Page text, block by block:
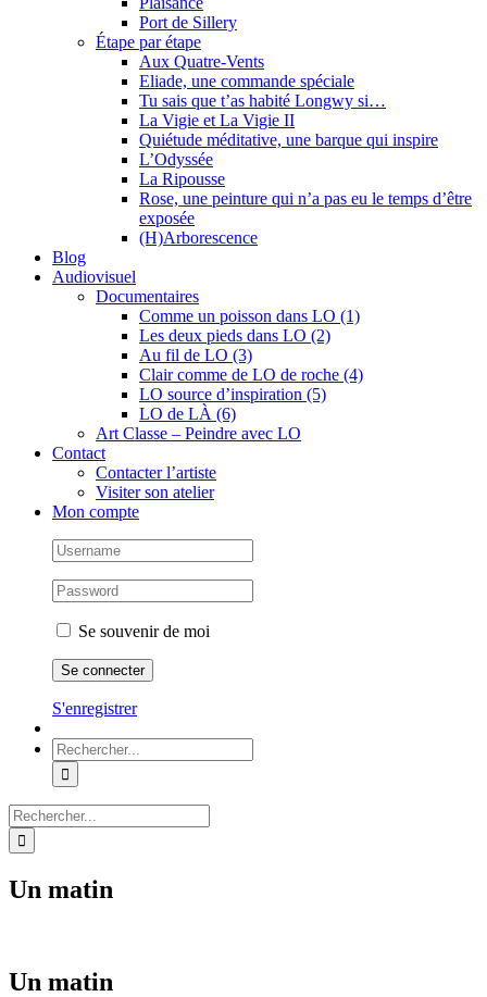
Port de Sillery
Étape par étape
Aux Quatre-Vents
Eliade, une commande spéciale
Tu sais que t’as habité Longwy si…
La Vigie et La Vigie II
Quiétude méditative, une barque qui inspire
L’Odyssée
La Ripousse
Rose, une peinture qui n’a pas eu le temps d’être
exposée
(H)Arborescence
Blog
Audiovisuel
Documentaires
Comme un poisson dans LO (1)
Les deux pieds dans LO (2)
Au fil de LO (3)
Clair comme de LO de roche (4)
LO source d’inspiration (5)
LO de LÀ (6)
Art Classe – Peindre avec LO
Contact
Contacter l’artiste
Visiter son atelier
Mon compte
Se souvenir de moi
S'enregistrer
Rechercher:
Rechercher:
Un matin
Un matin